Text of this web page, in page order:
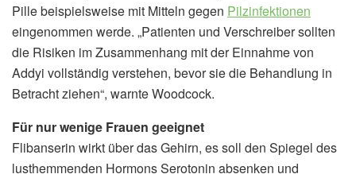
Pille beispielsweise mit Mitteln gegen Pilzinfektionen
eingenommen werde. „Patienten und Verschreiber sollten
die Risiken im Zusammenhang mit der Einnahme von
Addyi vollständig verstehen, bevor sie die Behandlung in
Betracht ziehen“, warnte Woodcock.
Für nur wenige Frauen geeignet
Flibanserin wirkt über das Gehirn, es soll den Spiegel des
lusthemmenden Hormons Serotonin absenken und